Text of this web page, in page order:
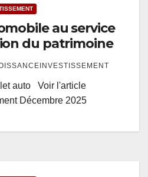
au service
du patrimoine
auto Voir l'article
Décembre 2025